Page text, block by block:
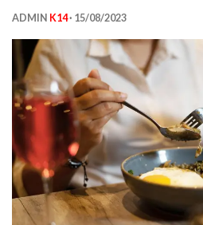
ADMIN K14· 15/08/2023